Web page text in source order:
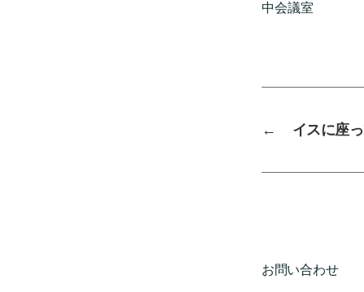
中会議室
← イスに座
お問い合わせ